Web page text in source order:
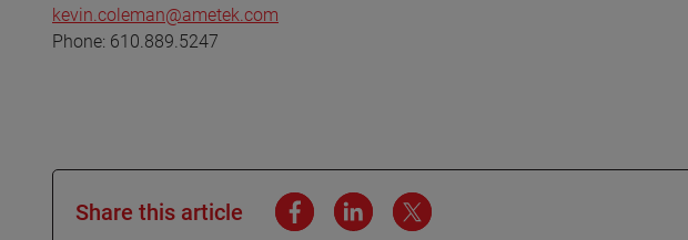
kevin.coleman@ametek.com
Phone: 610.889.5247
Share this article